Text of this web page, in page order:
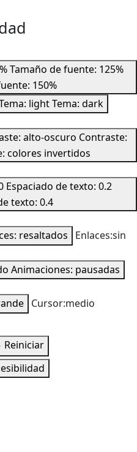
Tamaño de fuente: 125%
150%
lightTema: dark
alto-oscuro Contraste:
colores invertidos
Espaciado de texto: 0.2
texto: 0.4
resaltados
Enlaces:sin
Animaciones: pausadas
Cursor:medio
Reiniciar